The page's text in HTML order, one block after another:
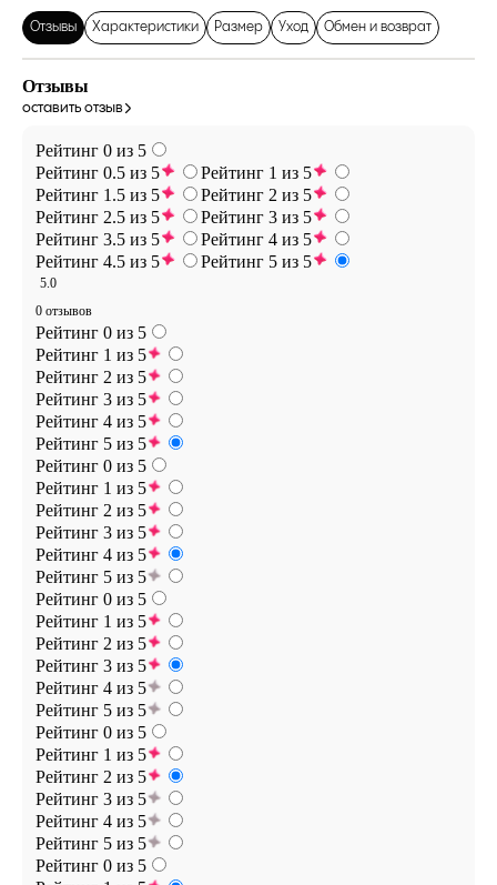
Отзывы Характеристики Размер Уход Обмен и возврат
Отзывы
оставить отзыв
Рейтинг 0 из 5
Рейтинг 0.5 из 5
Рейтинг 1 из 5
Рейтинг 1.5 из 5
Рейтинг 2 из 5
Рейтинг 2.5 из 5
Рейтинг 3 из 5
Рейтинг 3.5 из 5
Рейтинг 4 из 5
Рейтинг 4.5 из 5
Рейтинг 5 из 5
5.0
0 отзывов
Рейтинг 0 из 5
Рейтинг 1 из 5
Рейтинг 2 из 5
Рейтинг 3 из 5
Рейтинг 4 из 5
Рейтинг 5 из 5
Рейтинг 0 из 5
Рейтинг 1 из 5
Рейтинг 2 из 5
Рейтинг 3 из 5
Рейтинг 4 из 5
Рейтинг 5 из 5
Рейтинг 0 из 5
Рейтинг 1 из 5
Рейтинг 2 из 5
Рейтинг 3 из 5
Рейтинг 4 из 5
Рейтинг 5 из 5
Рейтинг 0 из 5
Рейтинг 1 из 5
Рейтинг 2 из 5
Рейтинг 3 из 5
Рейтинг 4 из 5
Рейтинг 5 из 5
Рейтинг 0 из 5